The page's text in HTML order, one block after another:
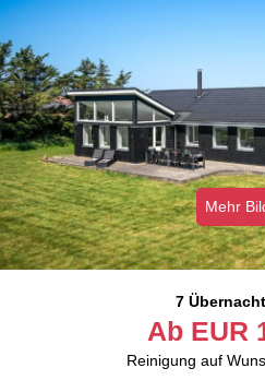
Mehr
7
Ab EUR
Reinigung auf